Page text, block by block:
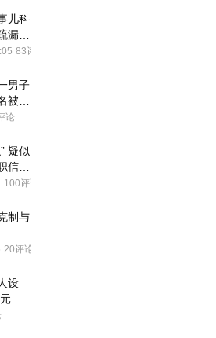
儿科
漏，
83评论
男子
被判
无
论
疑似
信流
100评论
制与
20评论
设